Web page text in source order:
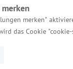
merken"
das Cookie
Kontakt für